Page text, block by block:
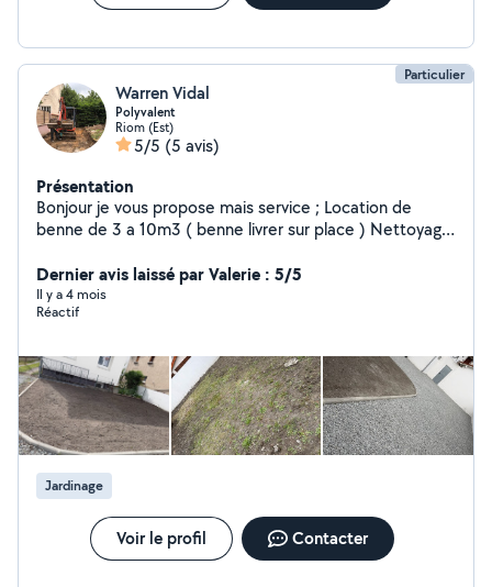
Particulier
Warren Vidal
Polyvalent
Riom (Est)
5/5 (5 avis)
Présentation
Bonjour je vous propose mais service ; Location de
benne de 3 a 10m3 ( benne livrer sur place ) Nettoyage
Assainissement terrassement Avec mini pelle
Évacuation tout type de déchets ; ( gravats, terre , bois
, déchets verts , DIB ) Livraison tout type de matériaux ;
maison, cave , greniers , grange , garage ) Espaces verts
; ( débroussaillage , tonte , taille haie , abattage d'arbre
) avec ou sans évacuation. Avec engin et véhicules pour
le chargement et déchargement . Travaille soignés.
Devis gratuit.
Dernier avis laissé par Valerie : 5/5
Il y a 4 mois
Réactif
Jardinage
Voir le profil Contacter